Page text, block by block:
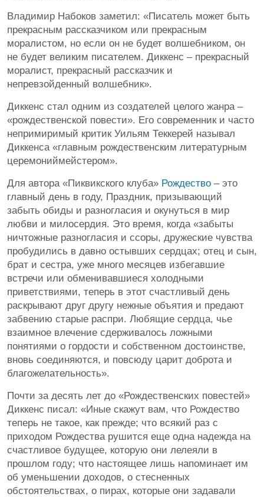
Владимир Набоков заметил: «Писатель может быть
прекрасным рассказчиком или прекрасным
моралистом, но если он не будет волшебником, он
не будет великим писателем. Диккенс – прекрасный
моралист, прекрасный рассказчик и
непревзойденный волшебник».
Диккенс стал одним из создателей целого жанра –
«рождественской повести». Его современник и часто
непримиримый критик Уильям Теккерей называл
Диккенса «главным рождественским литературным
церемониймейстером».
Для автора «Пиквикского клуба» Рождество – это
главный день в году, Праздник, призывающий
забыть обиды и разногласия и окунуться в мир
любви и милосердия. Это время, когда «забыты
ничтожные разногласия и ссоры, дружеские чувства
пробудились в давно остывших сердцах; отец и сын,
брат и сестра, уже много месяцев избегавшие
встречи или обменивавшиеся холодными
приветствиями, теперь в этот счастливый день
раскрывают друг другу нежные объятия и предают
забвению старые распри. Любящие сердца, чье
взаимное влечение сдерживалось ложными
понятиями о гордости и собственном достоинстве,
вновь соединяются, и повсюду царит доброта и
благожелательность».
Почти за десять лет до «Рождественских повестей»
Диккенс писал: «Иные скажут вам, что Рождество
теперь не такое, как прежде; что всякий раз с
приходом Рождества рушится еще одна надежда на
счастливое будущее, которую они лелеяли в
прошлом году; что настоящее лишь напоминает им
об уменьшении доходов, о стесненных
обстоятельствах, о пирах, которые они задавали